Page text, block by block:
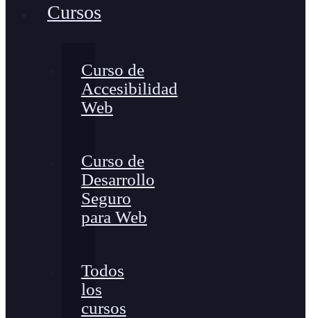
Cursos
Curso de
Accesibilidad
Web
Curso de
Desarrollo
Seguro
para Web
Todos
los
cursos